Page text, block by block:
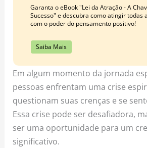
Garanta o eBook "Lei da Atração - A
Sucesso" e descubra como atingir todas
com o poder do pensamento positivo!
Saiba Mais
Em algum momento da jornada
pessoas enfrentam uma crise
questionam suas crenças e se
Essa crise pode ser desafiadora,
ser uma oportunidade para um
significativo.